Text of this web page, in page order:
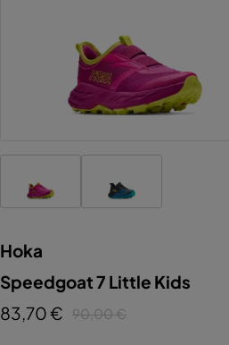
Hoka
Speedgoat 7 Little Kids
83,70 € 90,00 €